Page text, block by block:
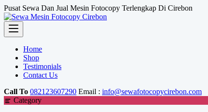
Skip
to
content
Pusat Sewa Dan Jual Mesin Fotocopy Terlengkap Di Cirebon
Home
Shop
Testimonials
Contact Us
Call To 082123607290 Email : info@sewafotocopycirebon.com
Category